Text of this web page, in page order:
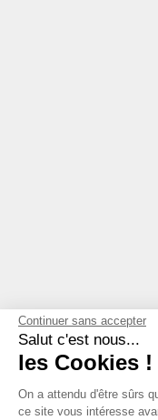
Continuer sans accepter
Salut c'est nous...
les Cookies !
On a attendu d'être sûrs
ce site vous intéresse